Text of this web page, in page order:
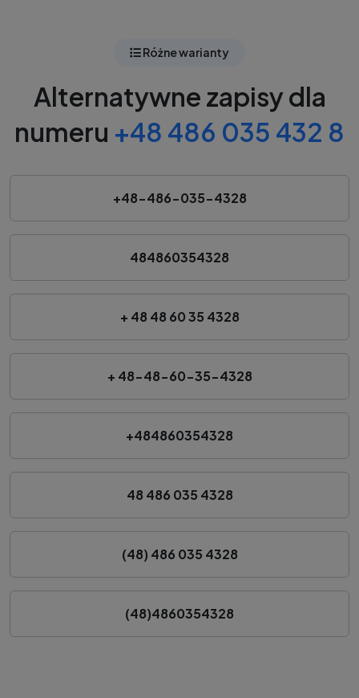
Różne warianty
Alternatywne zapisy dla
numeru +48 486 035 432 8
+48-486-035-4328
484860354328
+ 48 48 60 35 4328
+ 48-48-60-35-4328
+484860354328
48 486 035 4328
(48) 486 035 4328
(48)4860354328